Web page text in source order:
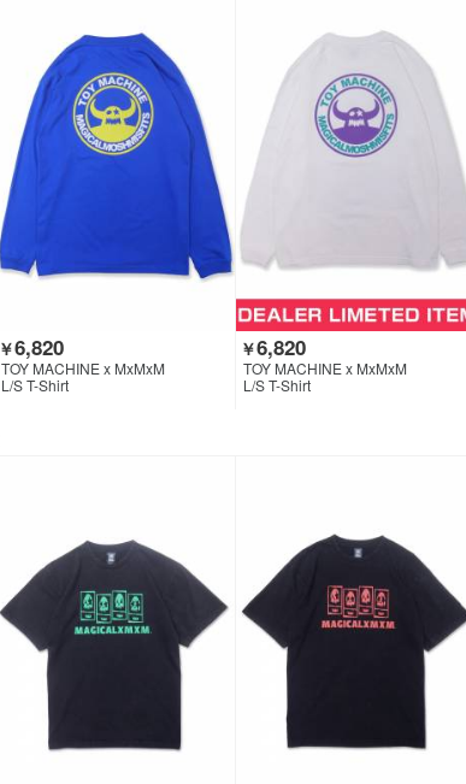
￥6,820
TOY MACHINE x MxMxM
L/S T-Shirt
￥6,820
TOY MACHINE x MxMxM
L/S T-Shirt